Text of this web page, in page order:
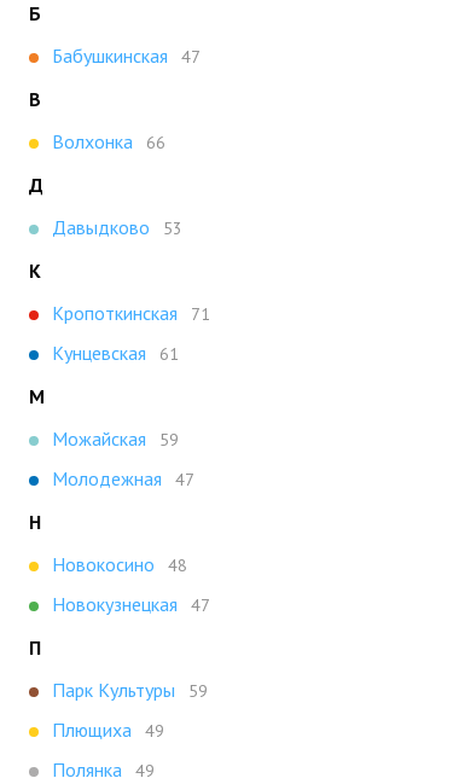
Б
Бабушкинская
47
В
Волхонка
66
Д
Давыдково
53
К
Кропоткинская
71
Кунцевская 61
М
Можайская
59
Молодежная 47
Н
Новокосино
48
Новокузнецкая 47
П
Парк Культуры
59
Плющиха 49
Полянка 49